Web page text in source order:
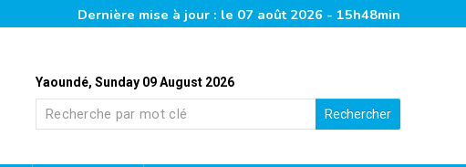
Dernière mise à jour : le 07 août 2026 - 15h48min
Yaoundé, Sunday 09 August 2026
Rechercher